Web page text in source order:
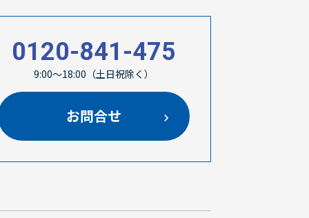
0120-841-475
9:00～18:00（土日祝除く）
お問合せ